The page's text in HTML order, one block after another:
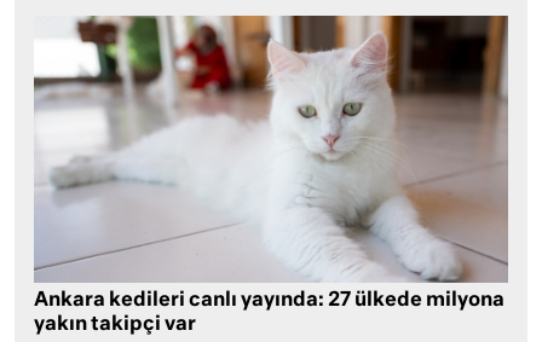
Ankara kedileri canlı yayında: 27 ülkede milyona
yakın takipçi var